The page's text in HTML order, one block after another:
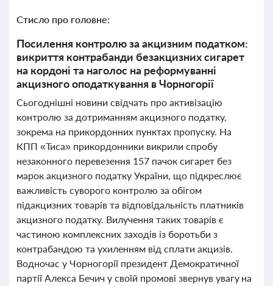
Стисло про головне:
Посилення контролю за акцизним податком:
викриття контрабанди безакцизних сигарет
на кордоні та наголос на реформуванні
акцизного оподаткування в Чорногорії
Сьогоднішні новини свідчать про активізацію
контролю за дотриманням акцизного податку,
зокрема на прикордонних пунктах пропуску. На
КПП «Тиса» прикордонники викрили спробу
незаконного перевезення 157 пачок сигарет без
марок акцизного податку України, що підкреслює
важливість суворого контролю за обігом
підакцизних товарів та відповідальність платників
акцизного податку. Вилучення таких товарів є
частиною комплексних заходів із боротьби з
контрабандою та ухиленням від сплати акцизів.
Водночас у Чорногорії президент Демократичної
партії Алекса Бечич у своїй промові звернув увагу на